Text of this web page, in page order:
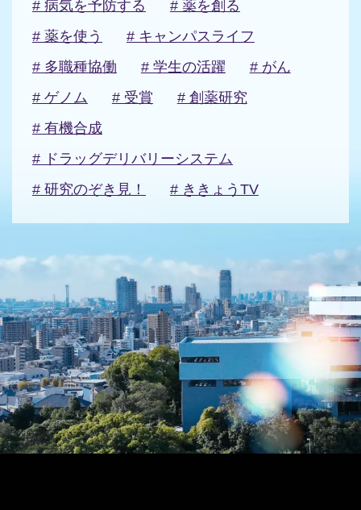
# 病気を予防する
# 薬を創る
# 薬を使う
# キャンパスライフ
# 多職種協働
# 学生の活躍
# がん
# ゲノム
# 受賞
# 創薬研究
# 有機合成
# ドラッグデリバリーシステム
# 研究のぞき見！
# ききょうTV